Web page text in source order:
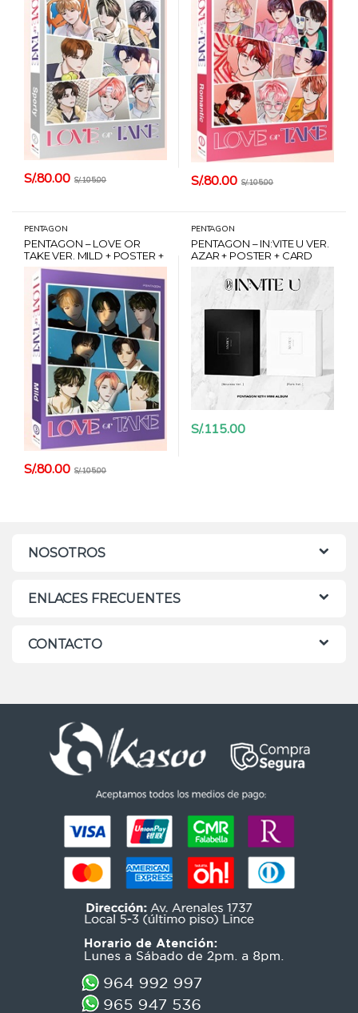
S/.80.00 S/.105.00 S/.80.00 S/.105.00
PENTAGON
PENTAGON – LOVE OR
TAKE VER. MILD + POSTER +
CARD HANTEO
S/.80.00 S/.105.00
PENTAGON
PENTAGON – IN:VITE U VER.
AZAR + POSTER + CARD
HANTEO
S/.115.00
NOSOTROS
ENLACES FRECUENTES
CONTACTO